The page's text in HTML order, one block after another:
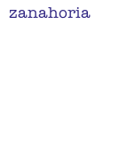
zanahoria